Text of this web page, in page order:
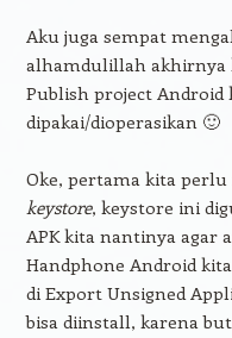
Aku juga sempat
alhamdulillah akhirnya
Publish project Android
dipakai/dioperasikan 🙂
Oke, pertama kita
keystore, keystore ini
APK kita nantinya agar
Handphone Android
di Export Unsigned
bisa diinstall, karena